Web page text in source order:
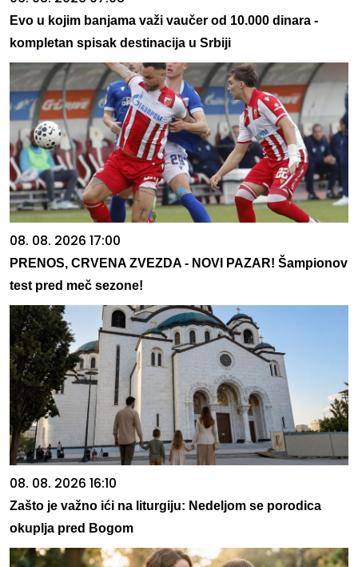
Evo u kojim banjama važi vaučer od 10.000 dinara -
kompletan spisak destinacija u Srbiji
08. 08. 2026 17:00
PRENOS, CRVENA ZVEZDA - NOVI PAZAR! Šampionov
test pred meč sezone!
08. 08. 2026 16:10
Zašto je važno ići na liturgiju: Nedeljom se porodica
okuplja pred Bogom